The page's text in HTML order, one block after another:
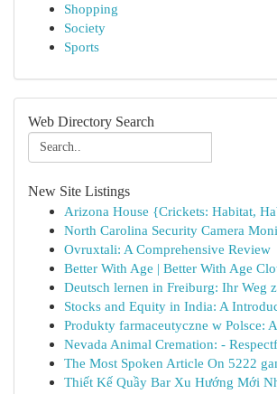
Shopping
Society
Sports
Web Directory Search
New Site Listings
Arizona House {Crickets: Habitat,
North Carolina Security Camera
Ovruxtali: A Comprehensive Review
Better With Age | Better With Age
Deutsch lernen in Freiburg: Ihr Weg
Stocks and Equity in India: A
Produkty farmaceutyczne w Polsce:
Nevada Animal Cremation: -
The Most Spoken Article On 5222
Thiết Kế Quầy Bar Xu Hướng Mới